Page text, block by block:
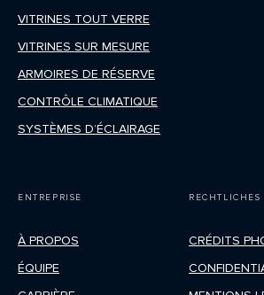
CRÉDITS
ÉQUIPE
À PROPOS
VITRINES SUR MESURE
VITRINES TOUT VERRE
SYSTÈMES D’ÉCLAIRAGE
CONTRÔLE CLIMATIQUE
ARMOIRES DE RÉSERVE
ENTREPRISE RECHTLICHES